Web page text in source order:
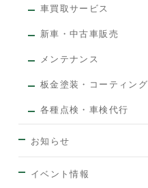
車買取サービス
新車・中古車販売
メンテナンス
板金塗装・コーティング
各種点検・車検代行
お知らせ
イベント情報